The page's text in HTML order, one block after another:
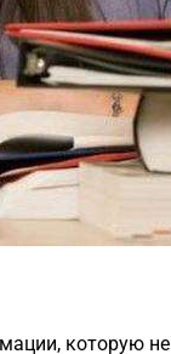
которую